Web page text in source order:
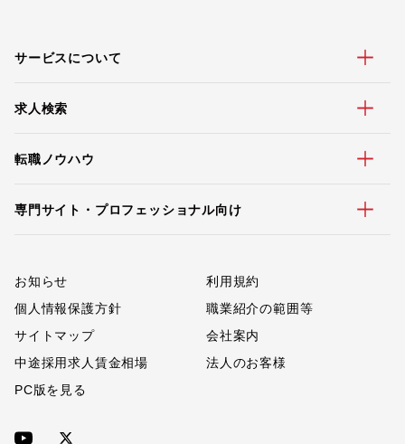
サービスについて
求人検索
転職ノウハウ
専門サイト・プロフェッショナル向け
お知らせ
利用規約
個人情報保護方針
職業紹介の範囲等
サイトマップ
会社案内
中途採用求人賃金相場
法人のお客様
PC版を見る